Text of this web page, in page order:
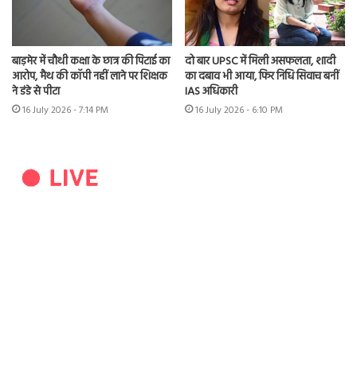
बाड़मेर में चौथी कक्षा के छात्र की पिटाई का
आरोप, मैथ की कॉपी नहीं लाने पर शिक्षक
ने डंडे से पीटा
16 July 2026 - 7:14 PM
दो बार UPSC में मिली असफलता, शादी
का दबाव भी आया, फिर निधि सिवाच बनीं
IAS अधिकारी
16 July 2026 - 6:10 PM